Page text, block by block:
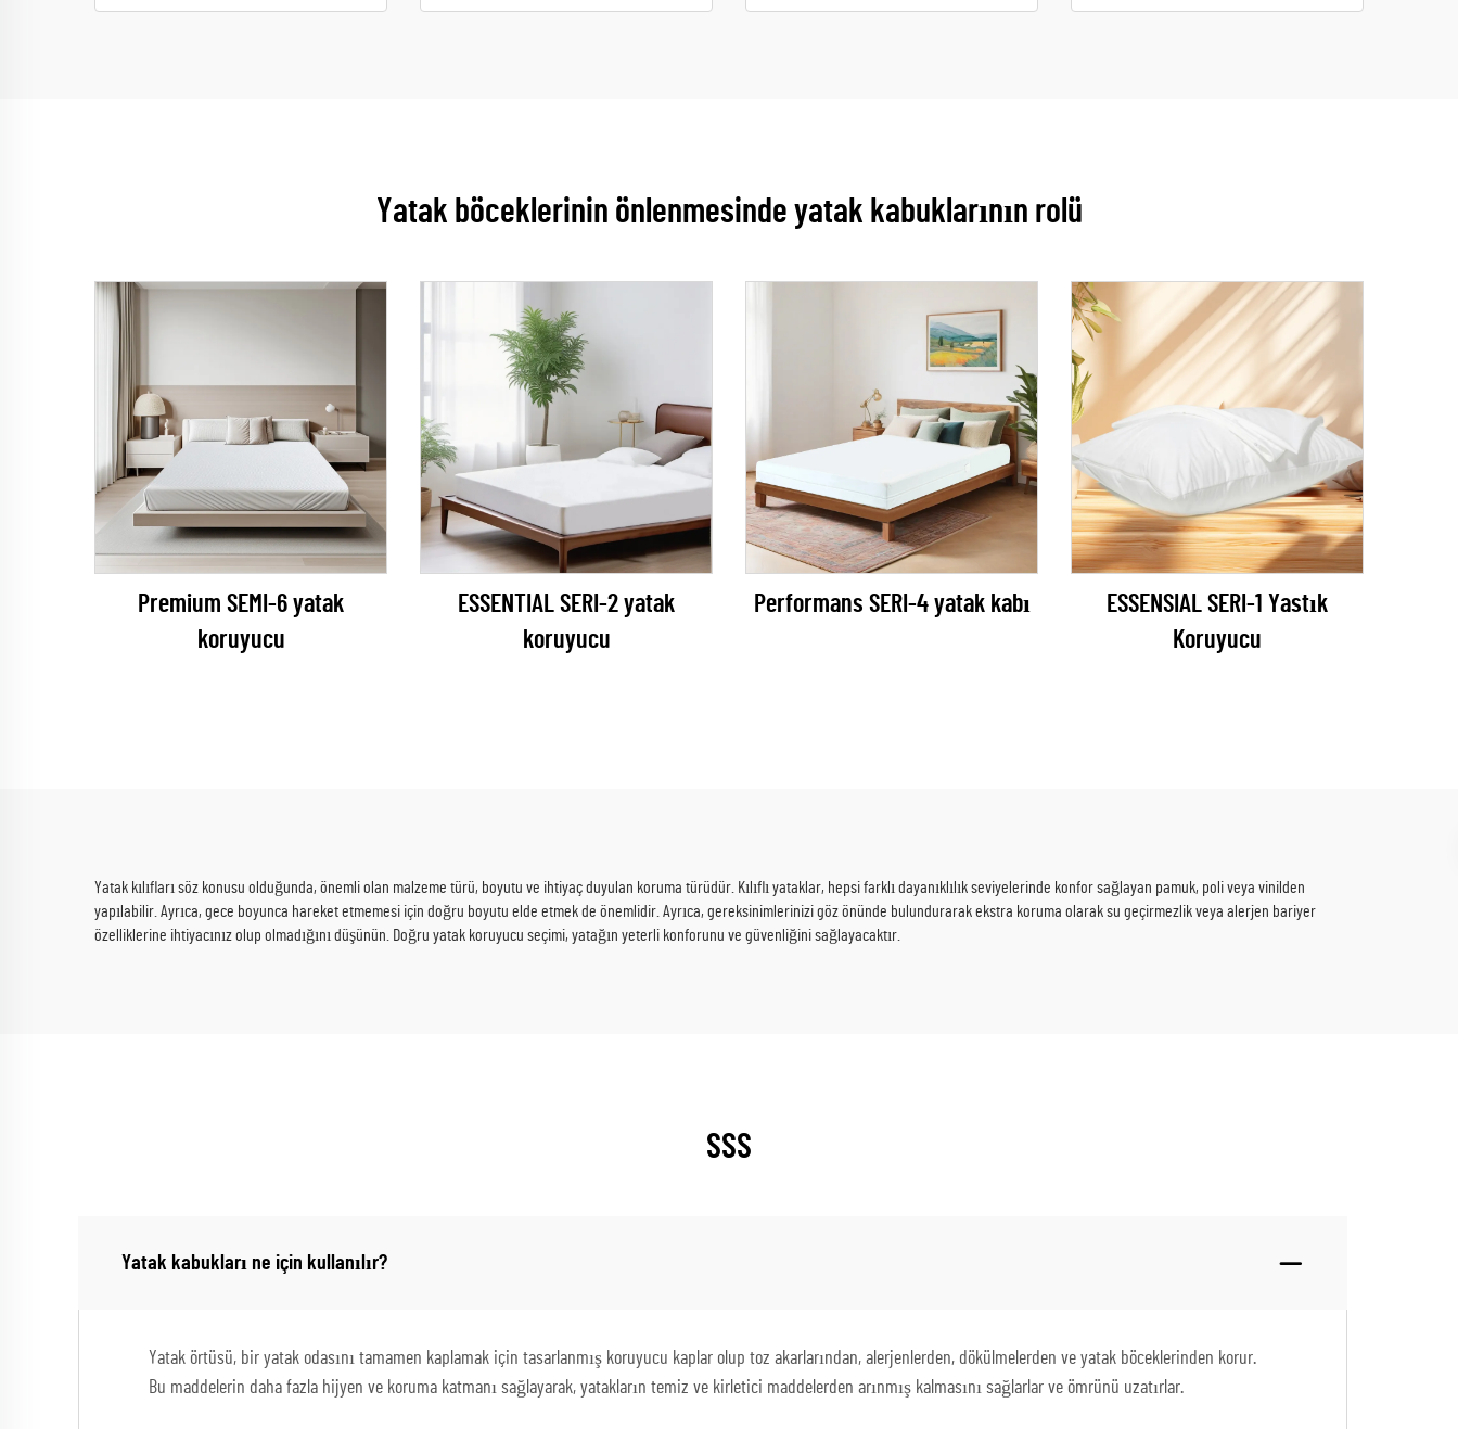
Yatak böceklerinin önlenmesinde yatak kabuklarının rolü
Premium SEMI-6 yatak
koruyucu
ESSENTIAL SERI-2 yatak
koruyucu
Performans SERI-4 yatak kabı
ESSENSIAL SERI-1 Yastık
Koruyucu
Yatak kılıfları söz konusu olduğunda, önemli olan malzeme türü, boyutu ve ihtiyaç duyulan koruma türüdür. Kılıflı yataklar, hepsi farklı dayanıklılık seviyelerinde konfor sağlayan pamuk, poli veya vinilden
yapılabilir. Ayrıca, gece boyunca hareket etmemesi için doğru boyutu elde etmek de önemlidir. Ayrıca, gereksinimlerinizi göz önünde bulundurarak ekstra koruma olarak su geçirmezlik veya alerjen bariyer
özelliklerine ihtiyacınız olup olmadığını düşünün. Doğru yatak koruyucu seçimi, yatağın yeterli konforunu ve güvenliğini sağlayacaktır.
SSS
Yatak kabukları ne için kullanılır?
Yatak örtüsü, bir yatak odasını tamamen kaplamak için tasarlanmış koruyucu kaplar olup toz akarlarından, alerjenlerden, dökülmelerden ve yatak böceklerinden korur.
Bu maddelerin daha fazla hijyen ve koruma katmanı sağlayarak, yatakların temiz ve kirletici maddelerden arınmış kalmasını sağlarlar ve ömrünü uzatırlar.